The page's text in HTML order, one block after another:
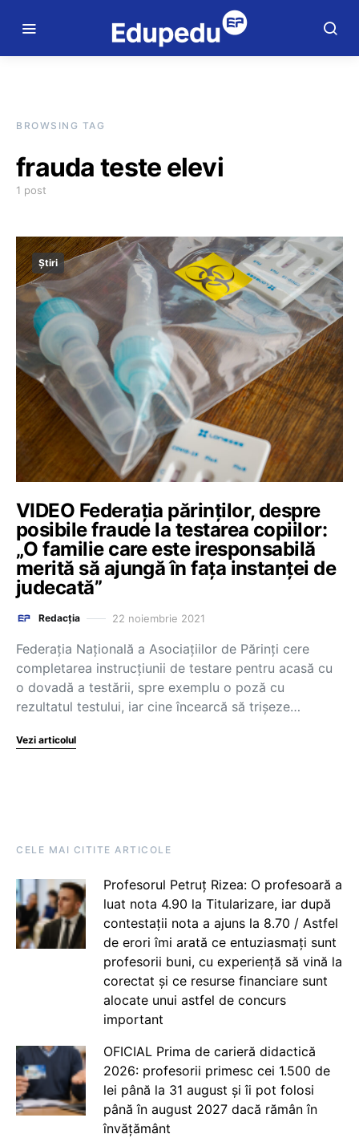
BROWSING TAG
frauda teste elevi
1 post
Știri
VIDEO Federația părinților, despre
posibile fraude la testarea copiilor:
„O familie care este iresponsabilă
merită să ajungă în fața instanței de
judecată”
Redacția 22 noiembrie 2021
Federația Națională a Asociațiilor de Părinți cere
completarea instrucțiunii de testare pentru acasă cu
o dovadă a testării, spre exemplu o poză cu
rezultatul testului, iar cine încearcă să trișeze…
Vezi articolul
CELE MAI CITITE ARTICOLE
Profesorul Petruț Rizea: O profesoară a
luat nota 4.90 la Titularizare, iar după
contestații nota a ajuns la 8.70 / Astfel
de erori îmi arată ce entuziasmați sunt
profesorii buni, cu experiență să vină la
corectat și ce resurse financiare sunt
alocate unui astfel de concurs
important
OFICIAL Prima de carieră didactică
2026: profesorii primesc cei 1.500 de
lei până la 31 august și îi pot folosi
până în august 2027 dacă rămân în
învățământ